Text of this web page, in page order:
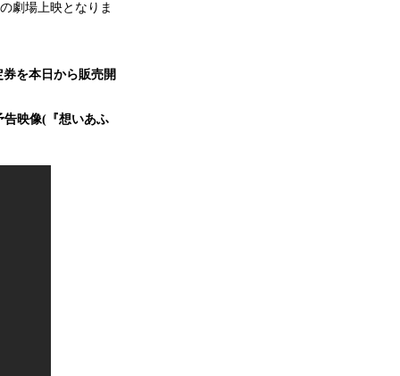
劇場上映となりま
を本日から販売開
告映像(『想いあふ